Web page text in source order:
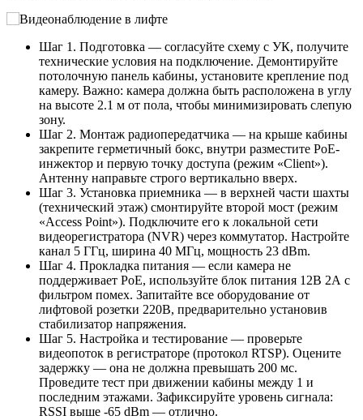
Шаг 1. Подготовка — согласуйте схему с УК, получите
технические условия на подключение. Демонтируйте
потолочную панель кабины, установите крепление под
камеру. Важно: камера должна быть расположена в углу
на высоте 2.1 м от пола, чтобы минимизировать слепую
зону.
Шаг 2. Монтаж радиопередатчика — на крыше кабины
закрепите герметичный бокс, внутри разместите PoE-
инжектор и первую точку доступа (режим «Client»).
Антенну направьте строго вертикально вверх.
Шаг 3. Установка приемника — в верхней части шахты
(технический этаж) смонтируйте второй мост (режим
«Access Point»). Подключите его к локальной сети
видеорегистратора (NVR) через коммутатор. Настройте
канал 5 ГГц, ширина 40 МГц, мощность 23 dBm.
Шаг 4. Прокладка питания — если камера не
поддерживает PoE, используйте блок питания 12В 2А с
фильтром помех. Запитайте все оборудование от
лифтовой розетки 220В, предварительно установив
стабилизатор напряжения.
Шаг 5. Настройка и тестирование — проверьте
видеопоток в регистраторе (протокол RTSP). Оцените
задержку — она не должна превышать 200 мс.
Проведите тест при движении кабины между 1 и
последним этажами. Зафиксируйте уровень сигнала:
RSSI выше -65 dBm — отлично.